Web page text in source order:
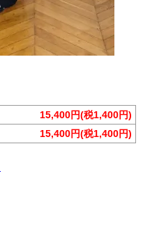
15,400円(税1,400円)
15,400円(税1,400円)